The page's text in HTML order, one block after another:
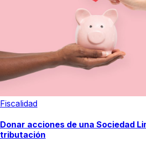
Fiscalidad
Donar acciones de una Sociedad
tributación